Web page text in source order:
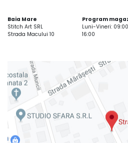
Baia Mare
Stitch Art SRL
Strada Macului 10
Program
Luni-Vineri:
16:00